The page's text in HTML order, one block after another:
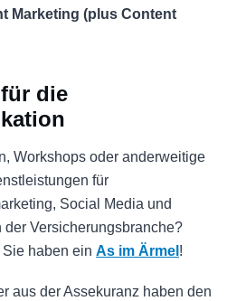
Marketing (plus Content
die
Workshops oder anderweitige
für
Social Media und
Versicherungsbranche?
haben ein As im Ärmel !
aus der Assekuranz haben den